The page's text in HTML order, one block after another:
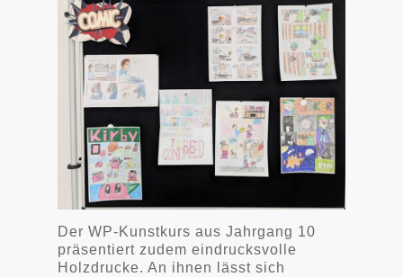
Der WP-Kunstkurs aus Jahrgang 10
präsentiert zudem eindrucksvolle
Holzdrucke. An ihnen lässt sich